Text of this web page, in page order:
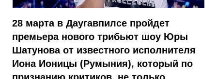
28 марта в Даугавпилсе пройдет
премьера нового трибьют шоу Юры
Шатунова от известного исполнителя
Иона Ионицы (Румыния), который по